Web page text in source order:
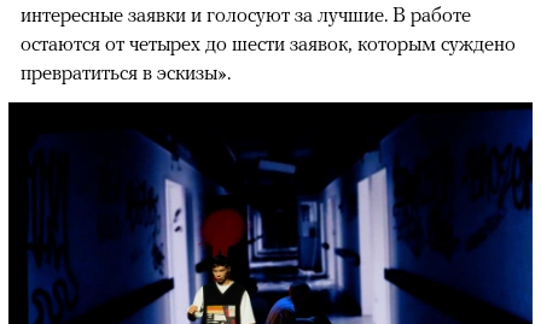
интересные заявки и голосуют за лучшие. В работе
остаются от четырех до шести заявок, которым суждено
превратиться в эскизы».